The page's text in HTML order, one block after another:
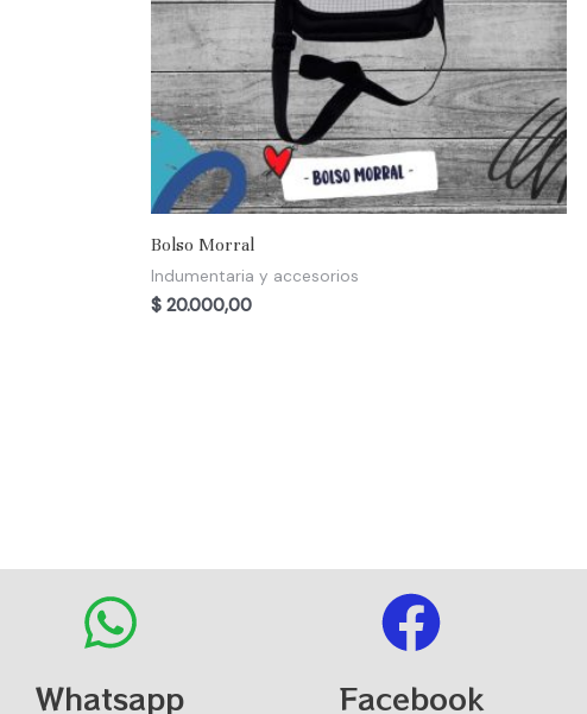
Bolso Morral
Indumentaria y accesorios
$20.000,00
Whatsapp Facebook